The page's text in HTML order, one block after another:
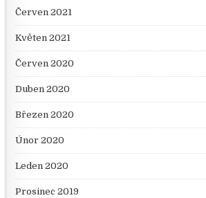
Červen 2021
Květen 2021
Červen 2020
Duben 2020
Březen 2020
Únor 2020
Leden 2020
Prosinec 2019